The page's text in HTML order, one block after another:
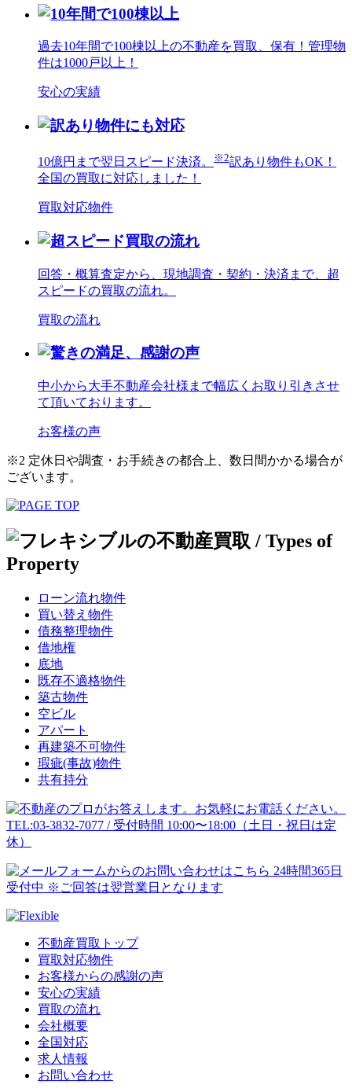
過去10年間で100棟以上の不動産を買取、保有！管理物
件は1000戸以上！
安心の実績
10億円まで翌日スピード決済。 ※2訳あり物件もOK！
全国の買取に対応しました！
買取対応物件
回答・概算査定から、現地調査・契約・決済まで、超
スピードの買取の流れ。
買取の流れ
中小から大手不動産会社様まで幅広くお取り引きさせ
て頂いております。
お客様の声
※2 定休日や調査・お手続きの都合上、数日間かかる場合が
ございます。
ローン流れ物件
買い替え物件
債務整理物件
借地権
底地
既存不適格物件
築古物件
空ビル
アパート
再建築不可物件
瑕疵(事故)物件
共有持分
不動産買取トップ
買取対応物件
お客様からの感謝の声
安心の実績
買取の流れ
会社概要
全国対応
求人情報
お問い合わせ